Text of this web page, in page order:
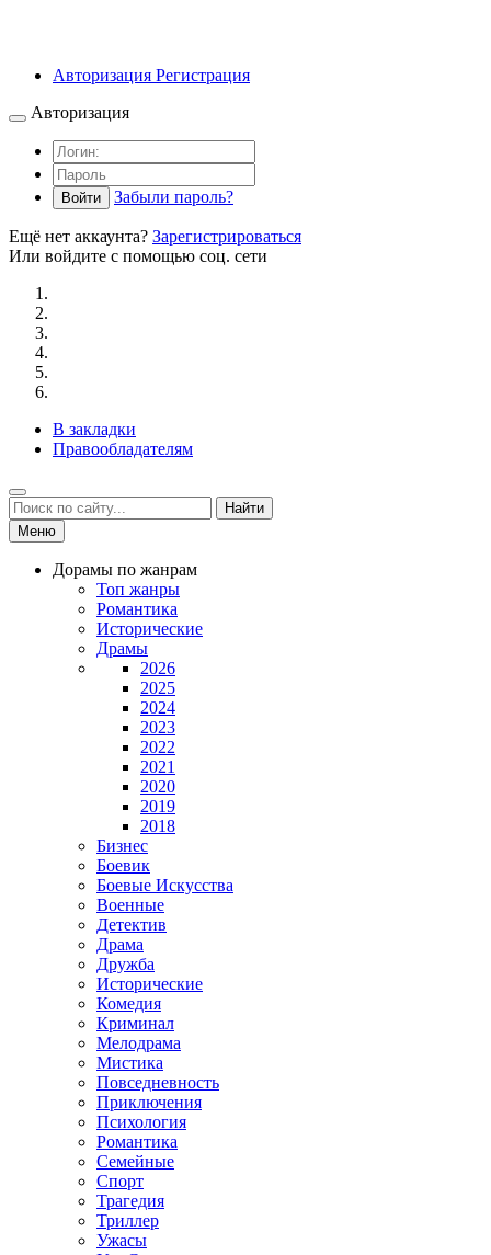
Авторизация Регистрация
Авторизация
Войти Забыли пароль?
Ещё нет аккаунта? Зарегистрироваться
Или войдите с помощью соц. сети
В закладки
Правообладателям
Найти
Меню
Дорамы по жанрам
Топ жанры
Романтика
Исторические
Драмы
2026
2025
2024
2023
2022
2021
2020
2019
2018
Бизнес
Боевик
Боевые Искусства
Военные
Детектив
Драма
Дружба
Исторические
Комедия
Криминал
Мелодрама
Мистика
Повседневность
Приключения
Психология
Романтика
Семейные
Спорт
Трагедия
Триллер
Ужасы